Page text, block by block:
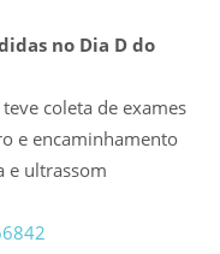
no Dia D do
coleta de exames
e encaminhamento
e ultrassom